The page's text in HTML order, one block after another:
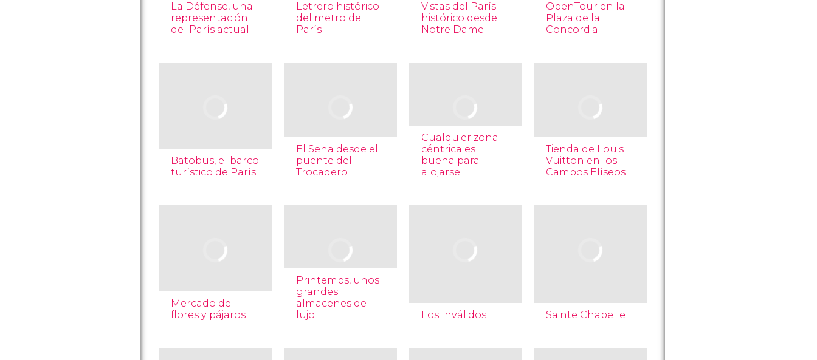
La Défense, una
representación
del París actual
Letrero histórico
del metro de
París
Vistas del París
histórico desde
Notre Dame
OpenTour en la
Plaza de la
Concordia
Batobus, el barco
turístico de París
El Sena desde el
puente del
Trocadero
Cualquier zona
céntrica es
buena para
alojarse
Tienda de Louis
Vuitton en los
Campos Elíseos
Mercado de
flores y pájaros
Printemps, unos
grandes
almacenes de
lujo
Los Inválidos Sainte Chapelle